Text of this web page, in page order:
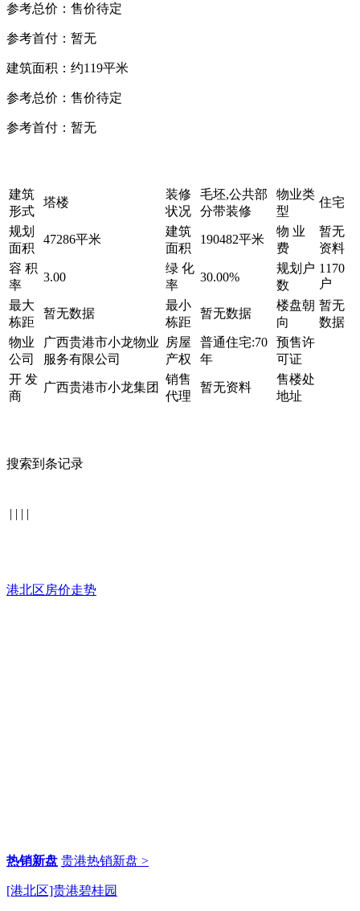
参考总价：售价待定
参考首付：暂无
建筑面积：约119平米
参考总价：售价待定
参考首付：暂无
建筑
形式
塔楼
装修
状况
毛坯,公共部
分带装修
物业类
型
住宅
规划
面积
47286平米
建筑
面积
190482平米
物 业
费
暂无
资料
容 积
率
3.00
绿 化
率
30.00%
规划户
数
1170
户
最大
栋距
暂无数据
最小
栋距
暂无数据
楼盘朝
向
暂无
数据
物业
公司
广西贵港市小龙物业
服务有限公司
房屋
产权
普通住宅:70
年
预售许
可证
开 发
商
广西贵港市小龙集团
销售
代理
暂无资料
售楼处
地址
搜索到条记录
| | | |
港北区房价走势
热销新盘 贵港热销新盘 >
[港北区]贵港碧桂园